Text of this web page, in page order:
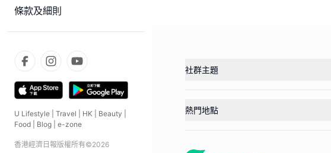
條款及細則
U Lifestyle Travel HK Beauty
Food
Blog e-zone
香港經濟日報版權所有©2026
社群主題
熱門地點